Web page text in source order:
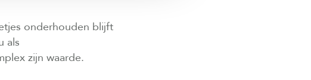
onderhouden blijft
als
zijn waarde.